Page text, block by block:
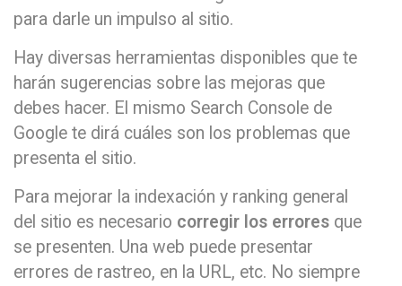
para darle un impulso al sitio.
Hay diversas herramientas disponibles que te
harán sugerencias sobre las mejoras que
debes hacer. El mismo Search Console de
Google te dirá cuáles son los problemas que
presenta el sitio.
Para mejorar la indexación y ranking general
del sitio es necesario corregir los errores que
se presenten. Una web puede presentar
errores de rastreo, en la URL, etc. No siempre